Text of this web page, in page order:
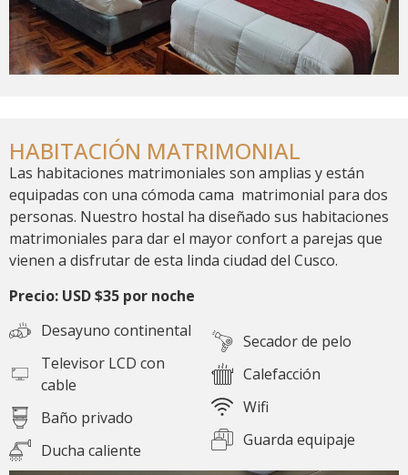
HABITACIÓN MATRIMONIAL
Las habitaciones matrimoniales son amplias y están
equipadas con una cómoda cama matrimonial para dos
personas. Nuestro hostal ha diseñado sus habitaciones
matrimoniales para dar el mayor confort a parejas que
vienen a disfrutar de esta linda ciudad del Cusco.
Precio: USD $35 por noche
Desayuno continental
Televisor LCD con
cable
Baño privado
Ducha caliente
Secador de pelo
Calefacción
Wifi
Guarda equipaje